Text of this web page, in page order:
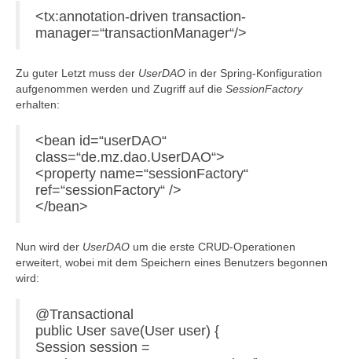
<tx:annotation-driven transaction-
manager=“transactionManager“/>
Zu guter Letzt muss der UserDAO in der Spring-Konfiguration
aufgenommen werden und Zugriff auf die SessionFactory
erhalten:
<bean id=“userDAO“
class=“de.mz.dao.UserDAO“>
<property name=“sessionFactory“
ref=“sessionFactory“ />
</bean>
Nun wird der UserDAO um die erste CRUD-Operationen
erweitert, wobei mit dem Speichern eines Benutzers begonnen
wird:
@Transactional
public User save(User user) {
Session session =